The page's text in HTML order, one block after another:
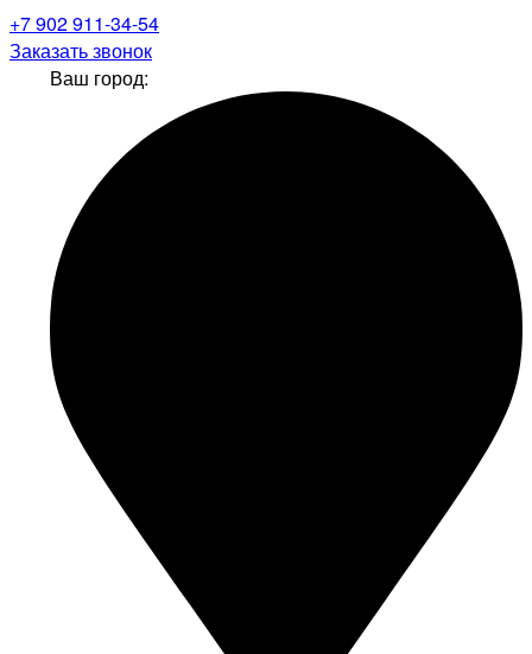
+7 902 911-34-54
Заказать звонок
Ваш город: